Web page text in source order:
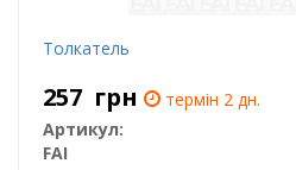
Толкатель
257 грн
термін 2 дн.
Артикул:
FAI